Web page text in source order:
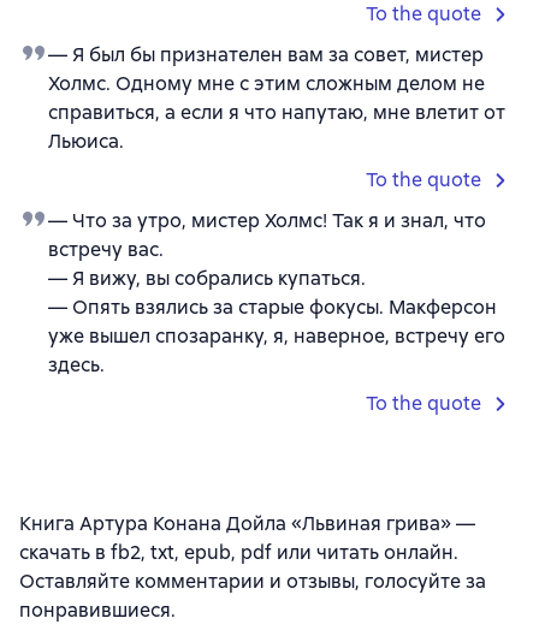
To the quote
— Я был бы признателен вам за совет, мистер
Холмс. Одному мне с этим сложным делом не
справиться, а если я что напутаю, мне влетит от
Льюиса.
To the quote
— Что за утро, мистер Холмс! Так я и знал, что
встречу вас.
— Я вижу, вы собрались купаться.
— Опять взялись за старые фокусы. Макферсон
уже вышел спозаранку, я, наверное, встречу его
здесь.
To the quote
Книга Артура Конана Дойла «Львиная грива» —
скачать в fb2, txt, epub, pdf или читать онлайн.
Оставляйте комментарии и отзывы, голосуйте за
понравившиеся.